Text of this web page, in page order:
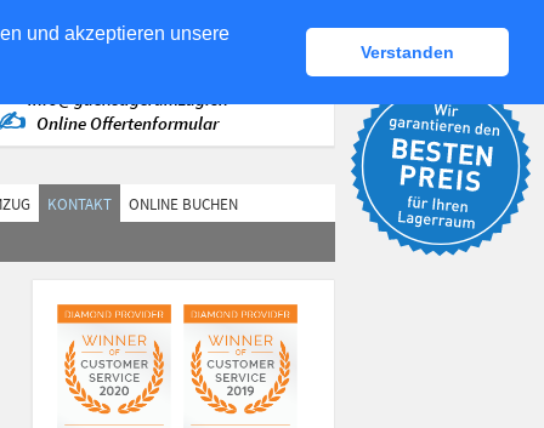
und akzeptieren unsere
Verstanden
info@guenstigerumzug.ch
Online Offertenformular
KONTAKT ONLINE BUCHEN